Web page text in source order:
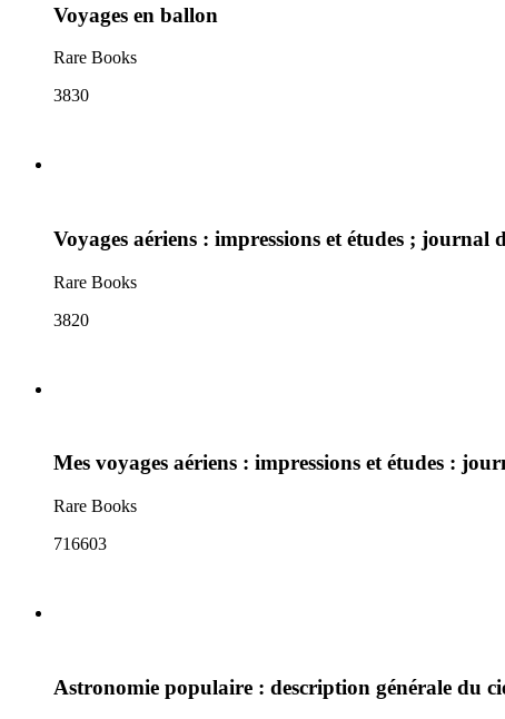
Voyages en ballon
Rare Books
3830
Voyages aériens : impressions et études ;
Rare Books
3820
Mes voyages aériens : impressions et études :
Rare Books
716603
Astronomie populaire : description générale du